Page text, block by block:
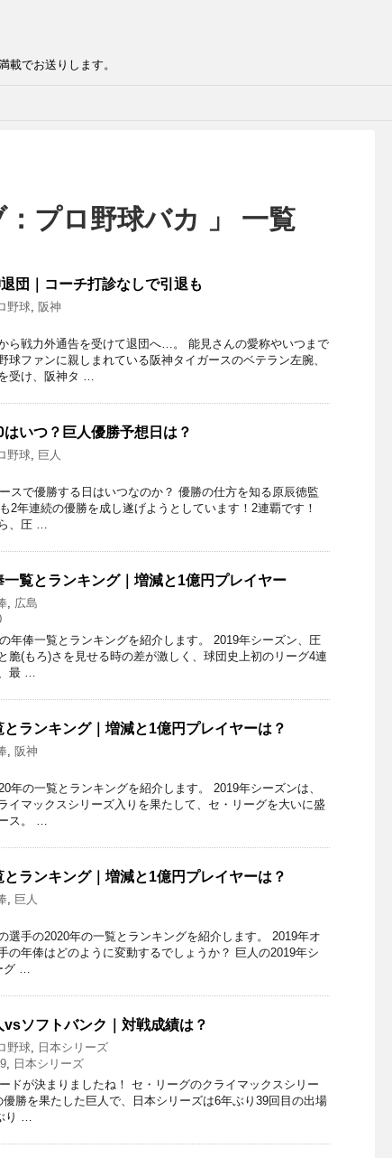
載でお送りします。
：プロ野球バカ 」 一覧
団｜コーチ打診なしで引退も
野球, 阪神
ら戦力外通告を受けて退団へ…。 能見さんの愛称やいつまで
球ファンに親しまれている阪神タイガースのベテラン左腕、
受け、阪神タ …
いつ？巨人優勝予想日は？
野球, 巨人
スで優勝する日はいつなのか？ 優勝の仕方を知る原辰徳監
2年連続の優勝を成し遂げようとしています！2連覇です！
、圧 …
覧とランキング｜増減と1億円プレイヤー
, 広島
年俸一覧とランキングを紹介します。 2019年シーズン、圧
脆(もろ)さを見せる時の差が激しく、球団史上初のリーグ4連
最 …
ランキング｜増減と1億円プレイヤーは？
, 阪神
年の一覧とランキングを紹介します。 2019年シーズンは、
イマックスシリーズ入りを果たして、セ・リーグを大いに盛
ス。 …
ランキング｜増減と1億円プレイヤーは？
, 巨人
選手の2020年の一覧とランキングを紹介します。 2019年オ
の年俸はどのように変動するでしょうか？ 巨人の2019年シ
グ …
vsソフトバンク｜対戦成績は？
野球, 日本シリーズ
, 日本シリーズ
ドが決まりましたね！ セ・リーグのクライマックスシリー
勝を果たした巨人で、日本シリーズは6年ぶり39回目の出場
り …